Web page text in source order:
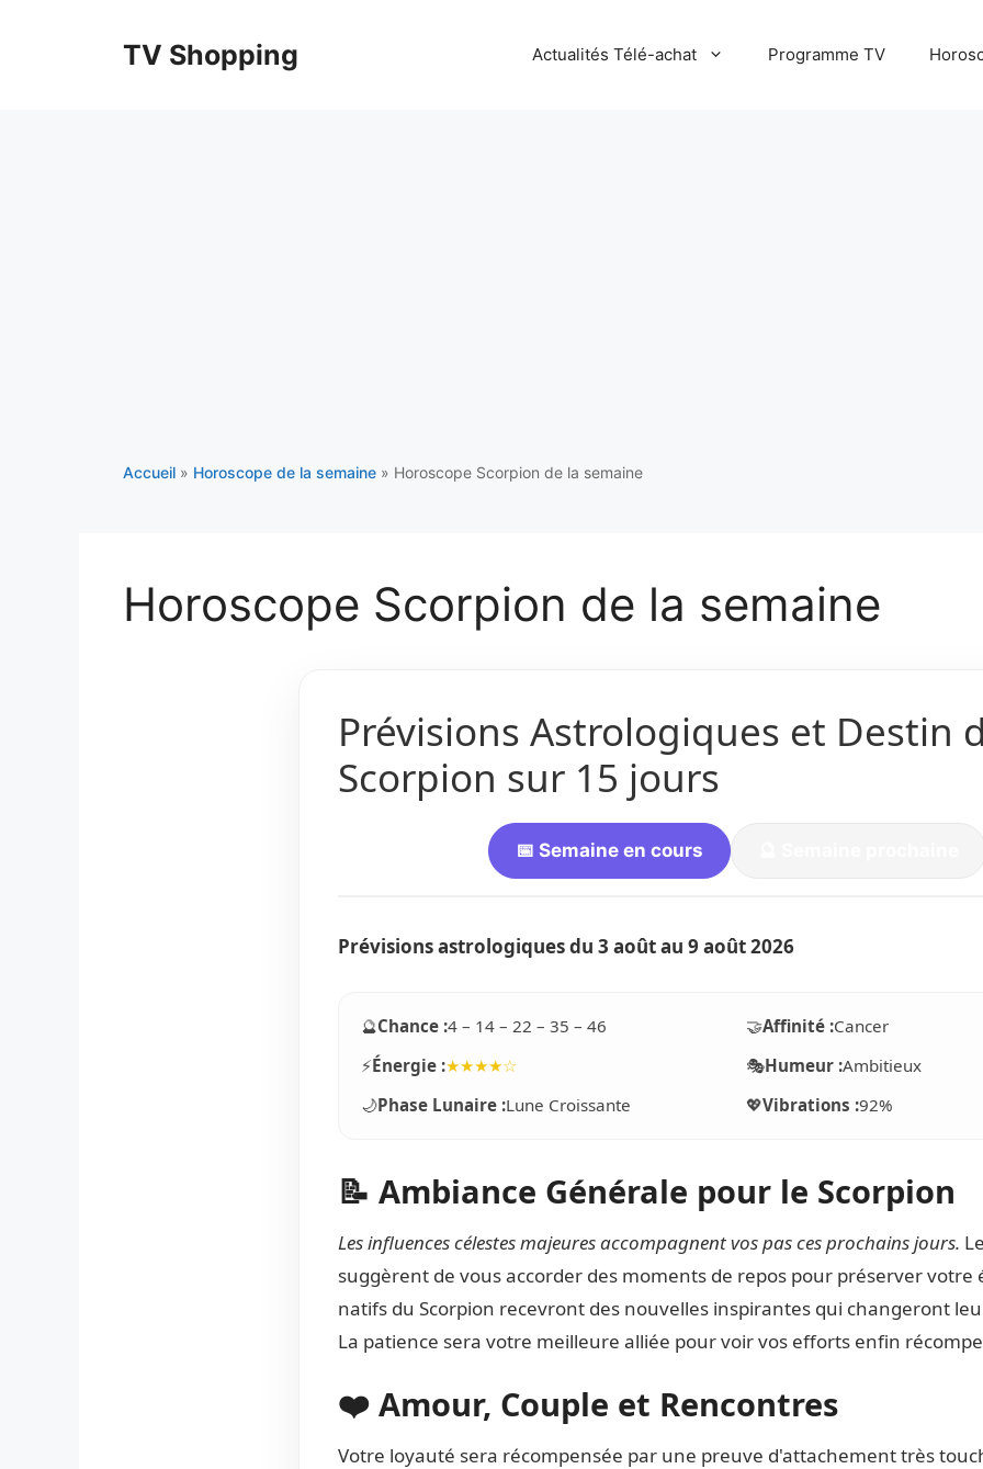
TV Shopping Actualités Télé-achat Programme TV
Accueil » Horoscope de la semaine » Horoscope Scorpion de la semaine
Horoscope Scorpion de la semaine
Prévisions Astrologiques et Destin
Scorpion sur 15 jours
📅 Semaine en cours
Prévisions astrologiques du 3 aoûtau 9 août 2026
🔮Chance :4 – 14 – 22 – 35 – 46 🤝Affinité :Cancer
⚡Énergie :★★★★☆ 🎭Humeur :Ambitieux
🌙Phase Lunaire :Lune Croissante 💖Vibrations :92%
📝 Ambiance Générale pour le Scorpion
Les influences célestes majeures accompagnent vos pas ces prochains jours.
suggèrent de vous accorder des moments de repos pour préserver votre
natifs du Scorpion recevront des nouvelles inspirantes qui changeront
La patience sera votre meilleure alliée pour voir vos efforts enfin
❤️ Amour, Couple et Rencontres
Votre loyauté sera récompensée par une preuve d'attachement très